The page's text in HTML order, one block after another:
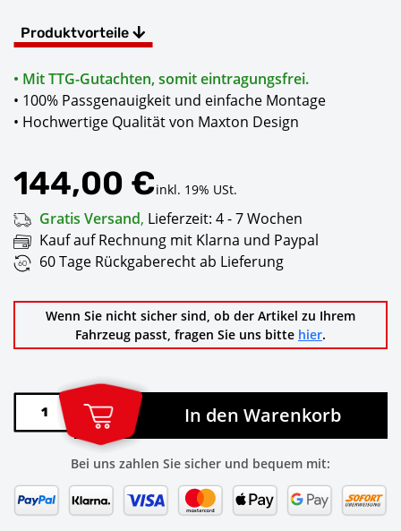
Produktvorteile
• Mit TTG-Gutachten, somit eintragungsfrei.
• 100% Passgenauigkeit und einfache Montage
• Hochwertige Qualität von Maxton Design
144,00 €inkl. 19% USt.
Gratis Versand, Lieferzeit: 4 - 7 Wochen
Kauf auf Rechnung mit Klarna und Paypal
60 Tage Rückgaberecht ab Lieferung
Wenn Sie nicht sicher sind, ob der Artikel zu Ihrem
Fahrzeug passt, fragen Sie uns bitte hier.
In den Warenkorb
Bei uns zahlen Sie sicher und bequem mit: